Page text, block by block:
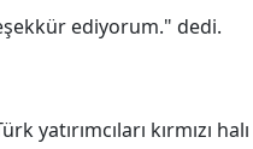
ediyorum." dedi.
yatırımcıları kırmızı